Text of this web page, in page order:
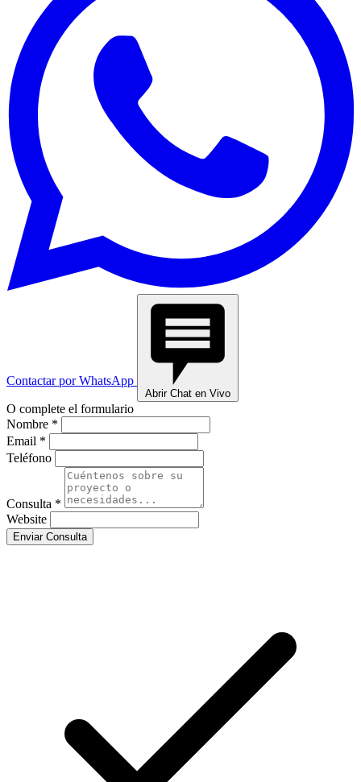
Contactar por WhatsApp
Abrir Chat en Vivo
O complete el formulario
Nombre *
Email *
Teléfono
Consulta *
Website
Enviar Consulta